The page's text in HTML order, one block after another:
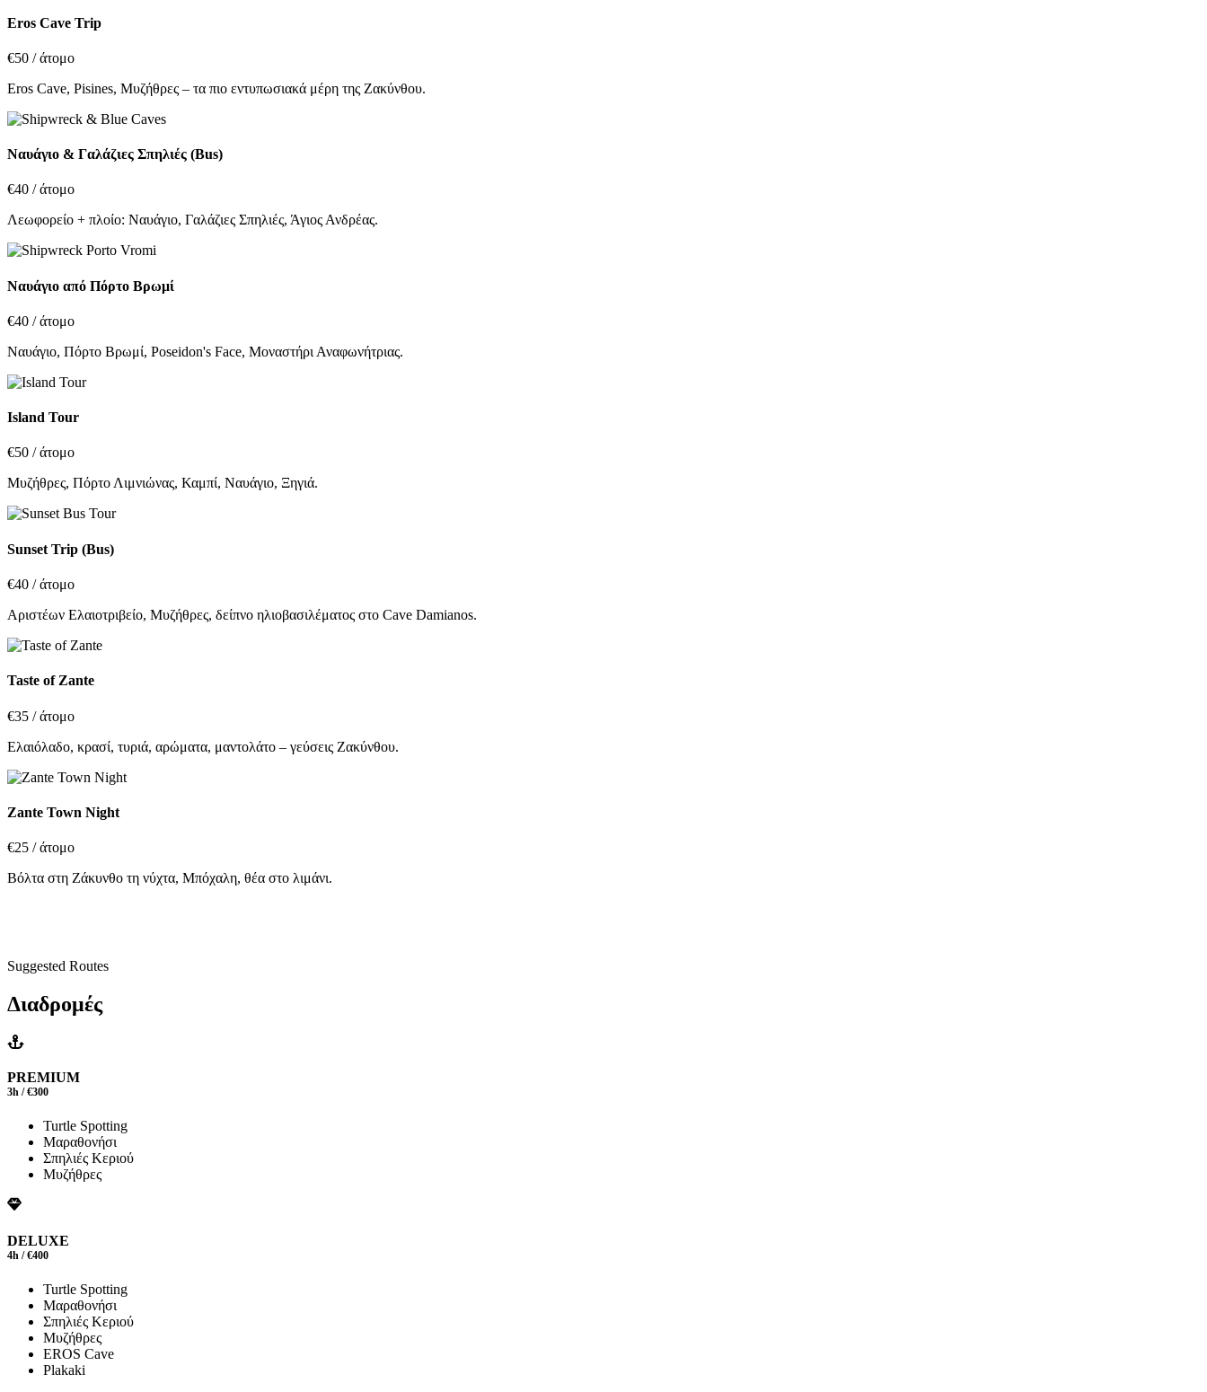
Eros Cave Trip
€50 / άτομο
Eros Cave, Pisines, Μυζήθρες – τα πιο εντυπωσιακά μέρη της Ζακύνθου.
Ναυάγιο & Γαλάζιες Σπηλιές (Bus)
€40 / άτομο
Λεωφορείο + πλοίο: Ναυάγιο, Γαλάζιες Σπηλιές, Άγιος Ανδρέας.
Ναυάγιο από Πόρτο Βρωμί
€40 / άτομο
Ναυάγιο, Πόρτο Βρωμί, Poseidon's Face, Μοναστήρι Αναφωνήτριας.
Island Tour
€50 / άτομο
Μυζήθρες, Πόρτο Λιμνιώνας, Καμπί, Ναυάγιο, Ξηγιά.
Sunset Trip (Bus)
€40 / άτομο
Αριστέων Ελαιοτριβείο, Μυζήθρες, δείπνο ηλιοβασιλέματος στο Cave Damianos.
Taste of Zante
€35 / άτομο
Ελαιόλαδο, κρασί, τυριά, αρώματα, μαντολάτο – γεύσεις Ζακύνθου.
Zante Town Night
€25 / άτομο
Βόλτα στη Ζάκυνθο τη νύχτα, Μπόχαλη, θέα στο λιμάνι.
Suggested Routes
Διαδρομές
PREMIUM
3h / €300
Turtle Spotting
Μαραθονήσι
Σπηλιές Κεριού
Μυζήθρες
DELUXE
4h / €400
Turtle Spotting
Μαραθονήσι
Σπηλιές Κεριού
Μυζήθρες
EROS Cave
Plakaki